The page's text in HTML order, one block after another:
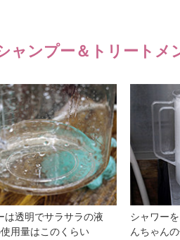
ャンプー＆トリートメ
は透明でサラサラの液
用量はこのくらい
シャワー
んちゃん